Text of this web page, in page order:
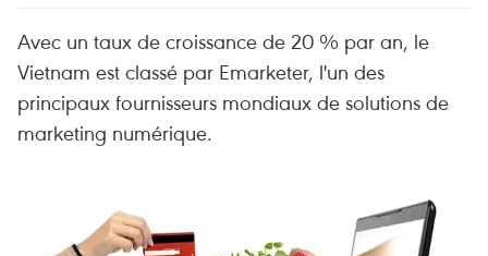
Avec un taux de croissance de 20 % par an, le
Vietnam est classé par Emarketer, l'un des
principaux fournisseurs mondiaux de solutions de
marketing numérique.